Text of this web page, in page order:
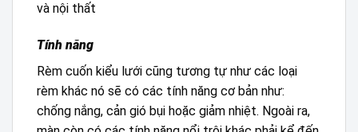
và nội thất
Tính năng
Rèm cuốn kiểu lưới cũng tương tự như các loại
rèm khác nó sẽ có các tính năng cơ bản như:
chống nắng, cản gió bụi hoặc giảm nhiệt. Ngoài ra,